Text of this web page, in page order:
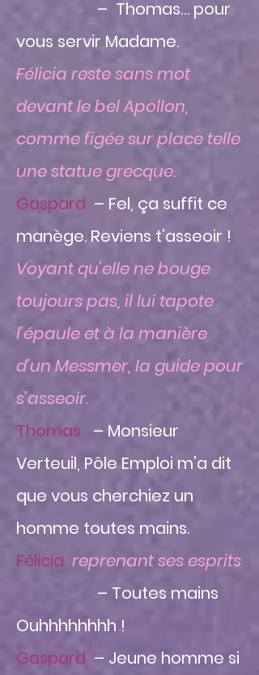
– Thomas… pour
vous servir Madame.
Félicia reste sans mot
devant le bel Apollon,
comme figée sur place telle
une statue grecque.
Gaspard – Fel, ça suffit ce
manège. Reviens t’asseoir !
Voyant qu’elle ne bouge
toujours pas, il lui tapote
l’épaule et à la manière
d’un Messmer, la guide pour
s’asseoir.
Thomas – Monsieur
Verteuil, Pôle Emploi m’a dit
que vous cherchiez un
homme toutes mains.
Félicia reprenant ses esprits
– Toutes mains
Ouhhhhhhhh !
Gaspard – Jeune homme si